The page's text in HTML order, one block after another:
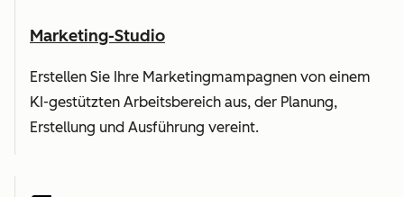
Marketing-Studio
Erstellen Sie Ihre Marketingmampagnen von einem
KI-gestützten Arbeitsbereich aus, der Planung,
Erstellung und Ausführung vereint.